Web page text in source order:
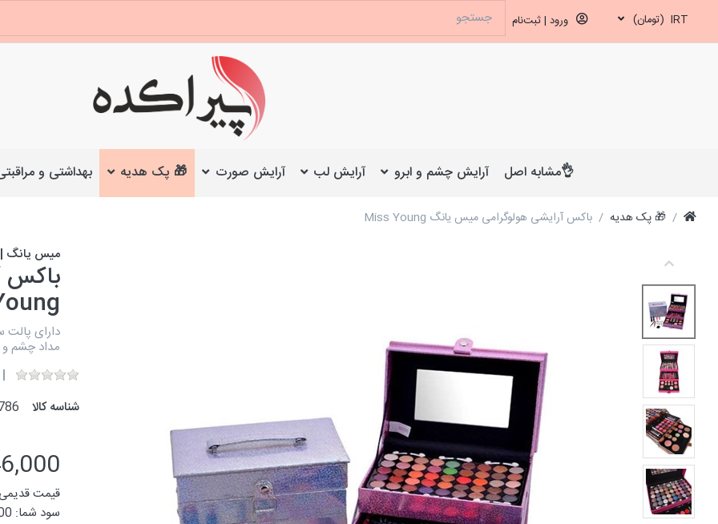
IRT (تومان) ورود | ثبت‌نام
👌مشابه اصل آرایش چشم و ابرو آرایش لب آرایش صورت 🎁 پک هدیه بهداشتی و
🎁 پک هدیه باکس آرایشی هولوگرامی میس یانگ Miss Young
میس یانگ | Miss Young
باکس
دارای پالت
مداد چشم و
شناسه کالا
846,000
قیمت
سود شما: